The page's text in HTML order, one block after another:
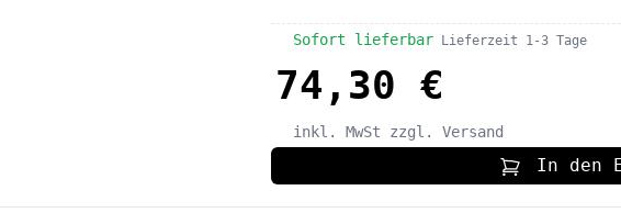
Sofort lieferbar Lieferzeit 1-3 Tage
74,30 €
inkl. MwSt zzgl. Versand
In den